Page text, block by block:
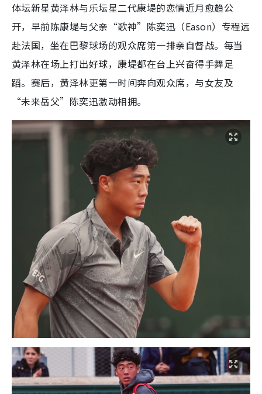
体坛新星黄泽林与乐坛星二代康堤的恋情近月愈趋公
开，早前陈康堤与父亲“歌神”陈奕迅（Eason）专程远
赴法国，坐在巴黎球场的观众席第一排亲自督战。每当
黄泽林在场上打出好球，康堤都在台上兴奋得手舞足
蹈。赛后，黄泽林更第一时间奔向观众席，与女友及
“未来岳父”陈奕迅激动相拥。